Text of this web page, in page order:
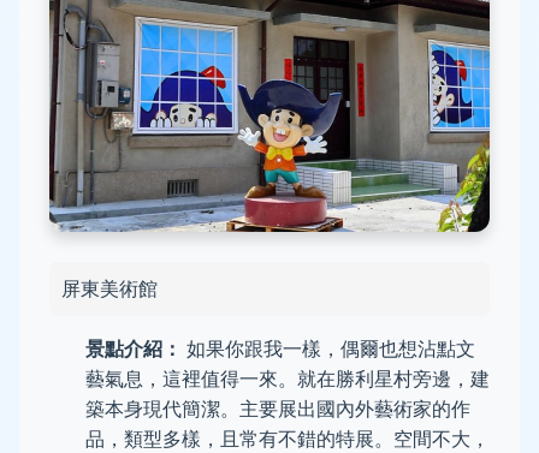
屏東美術館
景點介紹： 如果你跟我一樣，偶爾也想沾點文
藝氣息，這裡值得一來。就在勝利星村旁邊，建
築本身現代簡潔。主要展出國內外藝術家的作
品，類型多樣，且常有不錯的特展。空間不大，